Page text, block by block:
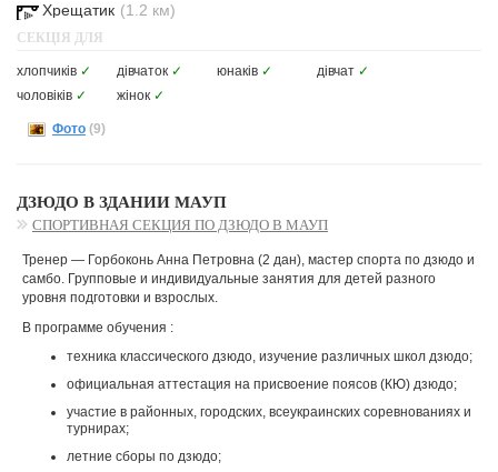
Хрещатик (1.2 км)
СЕКЦІЯ ДЛЯ
хлопчиків ✓ дівчаток ✓ юнаків ✓ дівчат ✓
чоловіків ✓ жінок ✓
Фото (9)
ДЗЮДО В ЗДАНИИ МАУП
СПОРТИВНАЯ СЕКЦИЯ ПО ДЗЮДО В МАУП
Тренер — Горбоконь Анна Петровна (2 дан), мастер спорта по дзюдо и
самбо. Групповые и индивидуальные занятия для детей разного
уровня подготовки и взрослых.
В программе обучения :
техника классического дзюдо, изучение различных школ дзюдо;
официальная аттестация на присвоение поясов (КЮ) дзюдо;
участие в районных, городских, всеукраинских соревнованиях и
турнирах;
летние сборы по дзюдо;